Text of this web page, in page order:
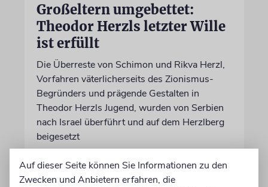
Großeltern umgebettet:
Theodor Herzls letzter Wille
ist erfüllt
Die Überreste von Schimon und Rikva Herzl,
Vorfahren väterlicherseits des Zionismus-
Begründers und prägende Gestalten in
Theodor Herzls Jugend, wurden von Serbien
nach Israel überführt und auf dem Herzlberg
beigesetzt
06.08.2026
Auf dieser Seite können Sie Informationen zu den
Zwecken und Anbietern erfahren, die